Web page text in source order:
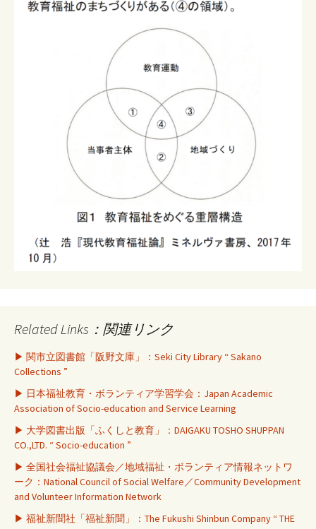
Related Links：関連リンク
▶ 関市立図書館「阪野文庫」：Seki City Library “ Sakano
Collections ”
▶ 日本福祉教育・ボランティア学習学会：Japan Academic
Association of Socio-education and Service Learning
▶ 大学図書出版「ふくしと教育」：DAIGAKU TOSHO SHUPPAN
CO.,LTD. “ Socio-education ”
▶ 全国社会福祉協議会／地域福祉・ボランティア情報ネットワ
ーク：National Council of Social Welfare／Community Development
and Volunteer Information Network
▶ 福祉新聞社「福祉新聞」：The Fukushi Shinbun Company “ THE